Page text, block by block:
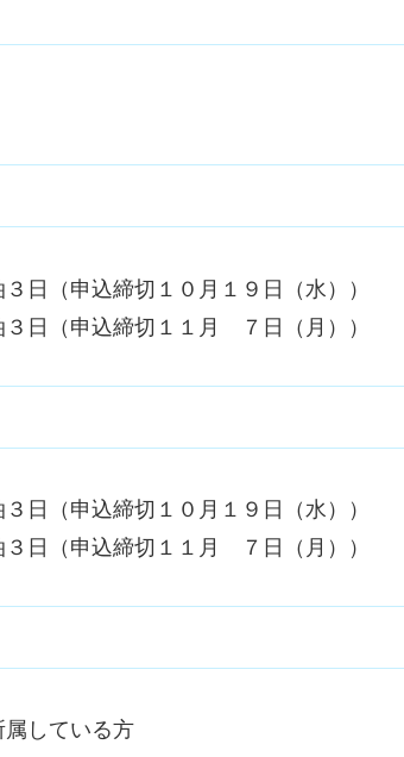
日（申込締切１０月１９日（水））
日（申込締切１１月 ７日（月））
日（申込締切１０月１９日（水））
日（申込締切１１月 ７日（月））
属している方